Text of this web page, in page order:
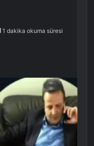
1 dakika okuma süresi